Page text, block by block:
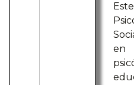
en